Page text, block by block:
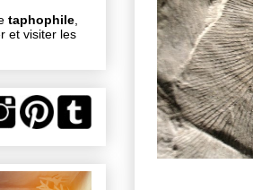
taphophile
et visiter les